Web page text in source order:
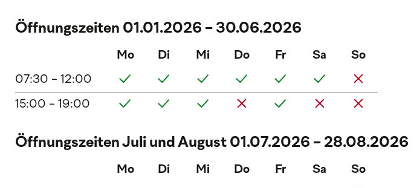
Öffnungszeiten 01.01.2026 - 30.06.2026
Mo Di Mi Do Fr Sa So
07:30 - 12:00
15:00 - 19:00
Öffnungszeiten Juli und August 01.07.2026 - 28.08.2026
Mo Di Mi Do Fr Sa So